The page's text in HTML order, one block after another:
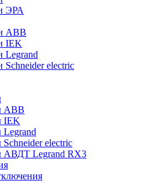
ЭРА
ABB
IEK
Legrand
Schneider electric
ABB
IEK
electric
АВДТ Legrand RX3